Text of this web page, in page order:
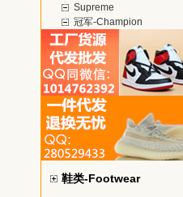
Supreme
冠军-Champion
鞋类-Footwear